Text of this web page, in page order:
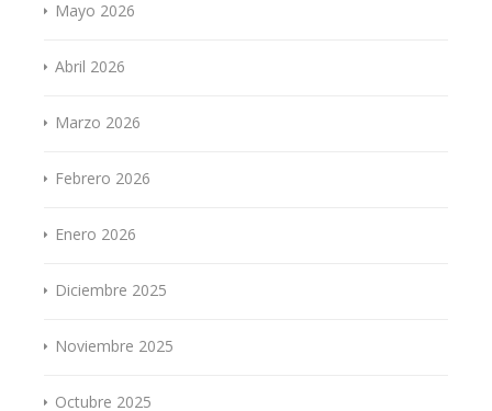
Mayo 2026
Abril 2026
Marzo 2026
Febrero 2026
Enero 2026
Diciembre 2025
Noviembre 2025
Octubre 2025